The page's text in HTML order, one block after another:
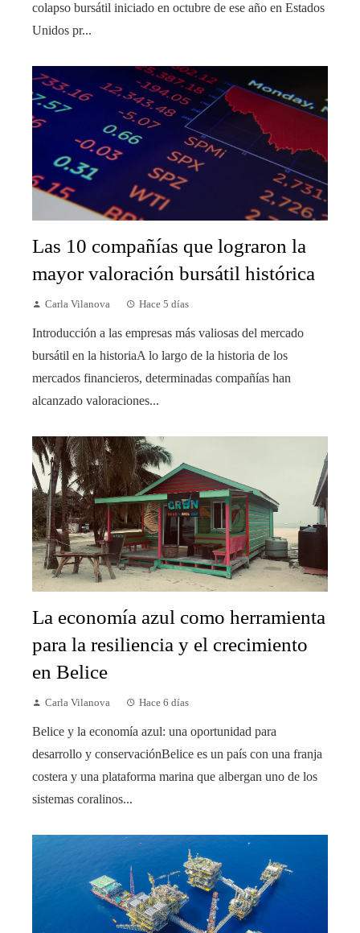
colapso bursátil iniciado en octubre de ese año en Estados
Unidos pr...
Las 10 compañías que lograron la
mayor valoración bursátil histórica
Carla Vilanova Hace 5 días
Introducción a las empresas más valiosas del mercado
bursátil en la historiaA lo largo de la historia de los
mercados financieros, determinadas compañías han
alcanzado valoraciones...
La economía azul como herramienta
para la resiliencia y el crecimiento
en Belice
Carla Vilanova Hace 6 días
Belice y la economía azul: una oportunidad para
desarrollo y conservaciónBelice es un país con una franja
costera y una plataforma marina que albergan uno de los
sistemas coralinos...